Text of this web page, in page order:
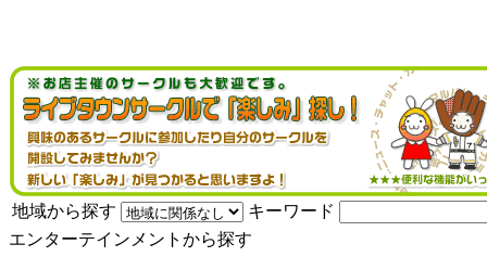
地域から探す
キーワード
エンターテインメントから探す